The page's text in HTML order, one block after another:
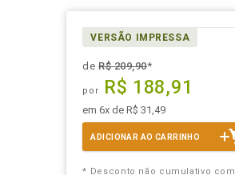
VERSÃO IMPRESSA
deR$ 209,90*
por R$ 188,91
em 6x de R$ 31,49
ADICIONAR AO CARRINHO
* Desconto não cumulativo com